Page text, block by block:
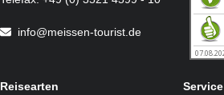
info@meissen-tourist.de
Reisearten
Service